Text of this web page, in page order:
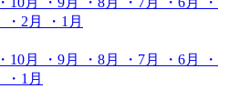
・2月
・1月
・10月 ・9月 ・8月 ・7月 ・6月
・
・1月